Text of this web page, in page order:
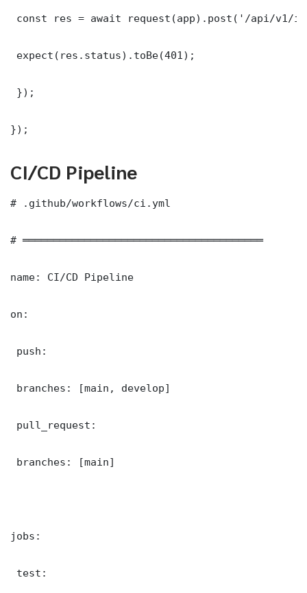
const res = await request(app).post('/api/v1/
expect(res.status).toBe(401);
});
});
CI/CD Pipeline
# .github/workflows/ci.yml
# ═══════════════════════════════════════
name: CI/CD Pipeline
on:
push:
branches: [main, develop]
pull_request:
branches: [main]
jobs:
test: